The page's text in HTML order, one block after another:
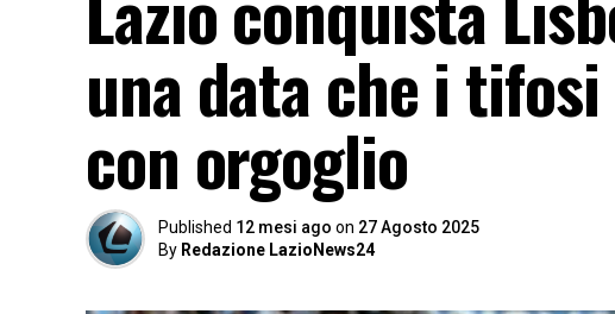
una data che i
con orgoglio
Published 12 mesi ago on 27 Agosto 2025
By Redazione LazioNews24